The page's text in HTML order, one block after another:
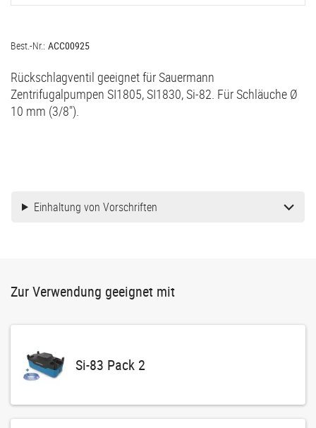
Best.-Nr.: ACC00925
Rückschlagventil geeignet für Sauermann
Zentrifugalpumpen SI1805, SI1830, Si-82. Für Schläuche Ø
10 mm (3/8").
Einhaltung von Vorschriften
Zur Verwendung geeignet mit
Si-83 Pack 2